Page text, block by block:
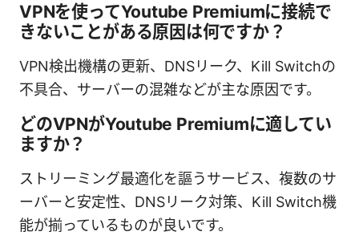
VPNを使ってYoutube Premiumに接続で
きないことがある原因は何ですか？
VPN検出機構の更新、DNSリーク、Kill Switchの
不具合、サーバーの混雑などが主な原因です。
どのVPNがYoutube Premiumに適してい
ますか？
ストリーミング最適化を謳うサービス、複数のサ
ーバーと安定性、DNSリーク対策、Kill Switch機
能が揃っているものが良いです。